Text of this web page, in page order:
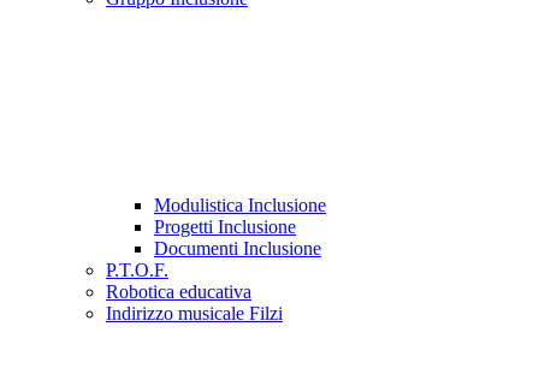
Modulistica Inclusione
Progetti Inclusione
Documenti Inclusione
P.T.O.F.
Robotica educativa
Indirizzo musicale Filzi